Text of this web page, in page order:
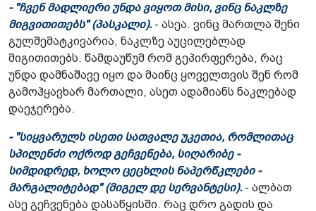
- "ჩვენ მადლიერი უნდა ვიყოთ მისი, ვინც ნაკლზე
მიგვითითებს" (პასკალი). - ასეა. ვინც მართლა შენი
გულშემატკივარია, ნაკლზე აუცილებლად
მიგითითებს. წამდაუწუმ რომ გეპირფერება, რაც
უნდა დამნაშავე იყო და მაინც ყოველთვის შენ რომ
გამოჰყავხარ მართალი, ასეთ ადამიანს ნაკლებად
დაეჯერება.
- "სიყვარულს ისეთი სათვალე უკეთია, რომლითაც
სპილენძი ოქროდ გეჩვენება, სიღარიბე -
სიმდიდრედ, ხოლო ცეცხლის ნაპერწკლები -
მარგალიტებად" (მიგელ დე სერვანტესი). - ალბათ
ასე გეჩვენება დასაწყისში. რაც დრო გადის და